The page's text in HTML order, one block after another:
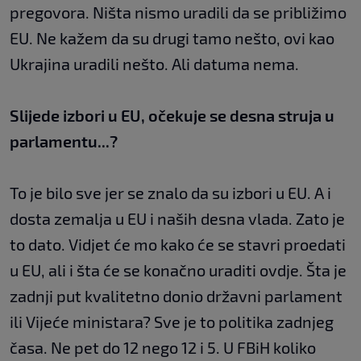
pregovora. Ništa nismo uradili da se približimo
EU. Ne kažem da su drugi tamo nešto, ovi kao
Ukrajina uradili nešto. Ali datuma nema.
Slijede izbori u EU, očekuje se desna struja u
parlamentu...?
To je bilo sve jer se znalo da su izbori u EU. A i
dosta zemalja u EU i naših desna vlada. Zato je
to dato. Vidjet će mo kako će se stavri proedati
u EU, ali i šta će se konačno uraditi ovdje. Šta je
zadnji put kvalitetno donio državni parlament
ili Vijeće ministara? Sve je to politika zadnjeg
časa. Ne pet do 12 nego 12 i 5. U FBiH koliko